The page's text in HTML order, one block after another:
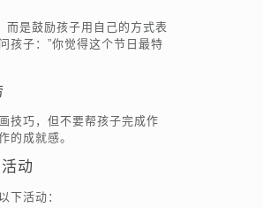
而是鼓励孩子用自己的方式表
孩子：”你觉得这个节日最特
技巧，但不要帮孩子完成作
的成就感。
动
下活动：